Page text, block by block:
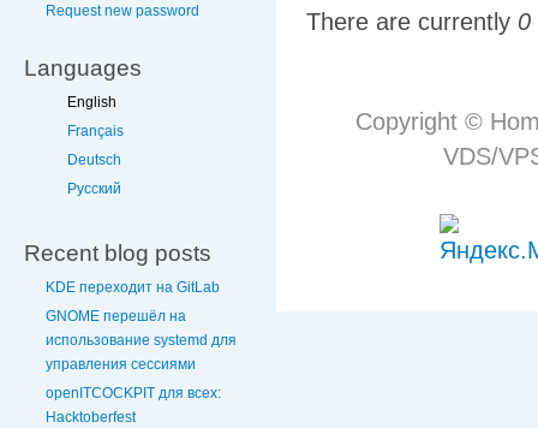
Request new password
Languages
English
Français
Deutsch
Русский
Recent blog posts
KDE переходит на GitLab
GNOME перешёл на
использование systemd для
управления сессиями
openITCOCKPIT для всех:
Hacktoberfest
There are currently 0
Copyright ©
VDS/